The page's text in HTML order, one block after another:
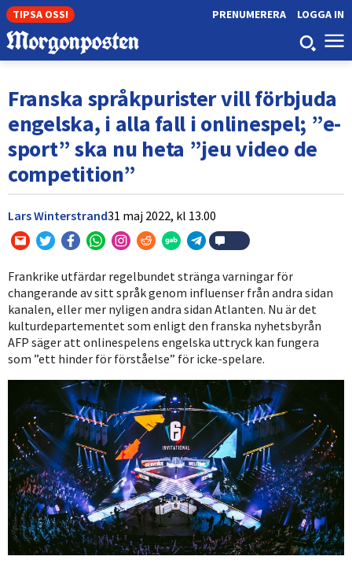
TIPSA OSS! LOGGA IN
PRENUMERERA
Franska språkpurister vill förbjuda
engelska, i alla fall i onlinespel; ”e-
sport” ska nu heta ”jeu video de
competition”
Lars Winterstrand31 maj 2022, kl 13.00
Frankrike utfärdar regelbundet stränga varningar för
changerande av sitt språk genom influenser från andra sidan
kanalen, eller mer nyligen andra sidan Atlanten. Nu är det
kulturdepartementet som enligt den franska nyhetsbyrån
AFP säger att onlinespelens engelska uttryck kan fungera
som ”ett hinder för förståelse” för icke-spelare.